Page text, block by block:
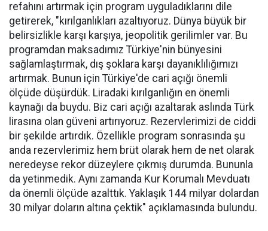
refahını artırmak için program uyguladıklarını dile
getirerek, "kırılganlıkları azaltıyoruz. Dünya büyük bir
belirsizlikle karşı karşıya, jeopolitik gerilimler var. Bu
programdan maksadımız Türkiye'nin bünyesini
sağlamlaştırmak, dış şoklara karşı dayanıklılığımızı
artırmak. Bunun için Türkiye'de cari açığı önemli
ölçüde düşürdük. Liradaki kırılganlığın en önemli
kaynağı da buydu. Biz cari açığı azaltarak aslında Türk
lirasına olan güveni artırıyoruz. Rezervlerimizi de ciddi
bir şekilde artırdık. Özellikle program sonrasında şu
anda rezervlerimiz hem brüt olarak hem de net olarak
neredeyse rekor düzeylere çıkmış durumda. Bununla
da yetinmedik. Aynı zamanda Kur Korumalı Mevduatı
da önemli ölçüde azalttık. Yaklaşık 144 milyar dolardan
30 milyar doların altına çektik" açıklamasında bulundu.